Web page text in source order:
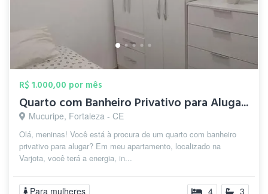
R$ 1.000,00 por mês
Quarto com Banheiro Privativo para Aluga...
Mucuripe, Fortaleza - CE
Olá, meninas! Você está à procura de um quarto com banheiro
privativo para alugar? Em meu apartamento, localizado na
Varjota, você terá a energia, in...
Para mulheres 4 3